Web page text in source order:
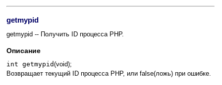
getmypid
getmypid -- Получить ID процесса PHP.
Описание
int getmypid(void);
Возвращает текущий ID процесса PHP, или false(ложь) при ошибке.